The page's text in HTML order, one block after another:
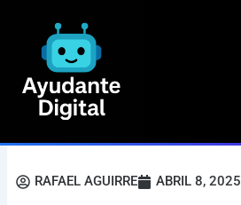
contenido
RAFAEL AGUIRRE ABRIL 8, 2025